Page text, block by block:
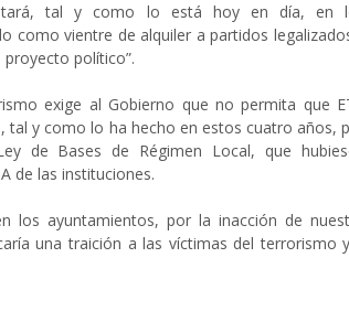
tal y como lo está hoy en día, en
como vientre de alquiler a partidos
político”.
exige al Gobierno que no permita que
tal y como lo ha hecho en estos cuatro años,
de Bases de Régimen Local, que
de las instituciones.
los ayuntamientos, por la inacción de
una traición a las víctimas del terrorismo